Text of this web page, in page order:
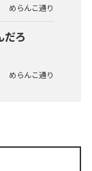
めらんこ通り
だろ
めらんこ通り